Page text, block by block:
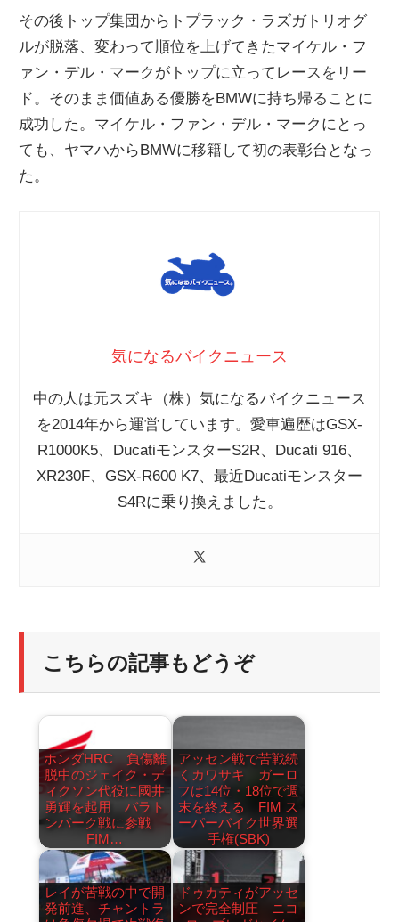
その後トップ集団からトプラック・ラズガトリオグ
ルが脱落、変わって順位を上げてきたマイケル・フ
ァン・デル・マークがトップに立ってレースをリー
ド。そのまま価値ある優勝をBMWに持ち帰ることに
成功した。マイケル・ファン・デル・マークにとっ
ても、ヤマハからBMWに移籍して初の表彰台となっ
た。
気になるバイクニュース
中の人は元スズキ（株）気になるバイクニュース
を2014年から運営しています。愛車遍歴はGSX-
R1000K5、DucatiモンスターS2R、Ducati 916、
XR230F、GSX-R600 K7、最近Ducatiモンスター
S4Rに乗り換えました。
こちらの記事もどうぞ
ホンダHRC 負傷離
脱中のジェイク・デ
ィクソン代役に國井
勇輝を起用 バラト
ンパーク戦に参戦
FIM…
アッセン戦で苦戦続
くカワサキ ガーロ
フは14位・18位で週
末を終える FIM ス
ーパーバイク世界選
手権(SBK)
レイが苦戦の中で開
発前進、チャントラ
ドゥカティがアッセ
ンで完全制圧 ニコ